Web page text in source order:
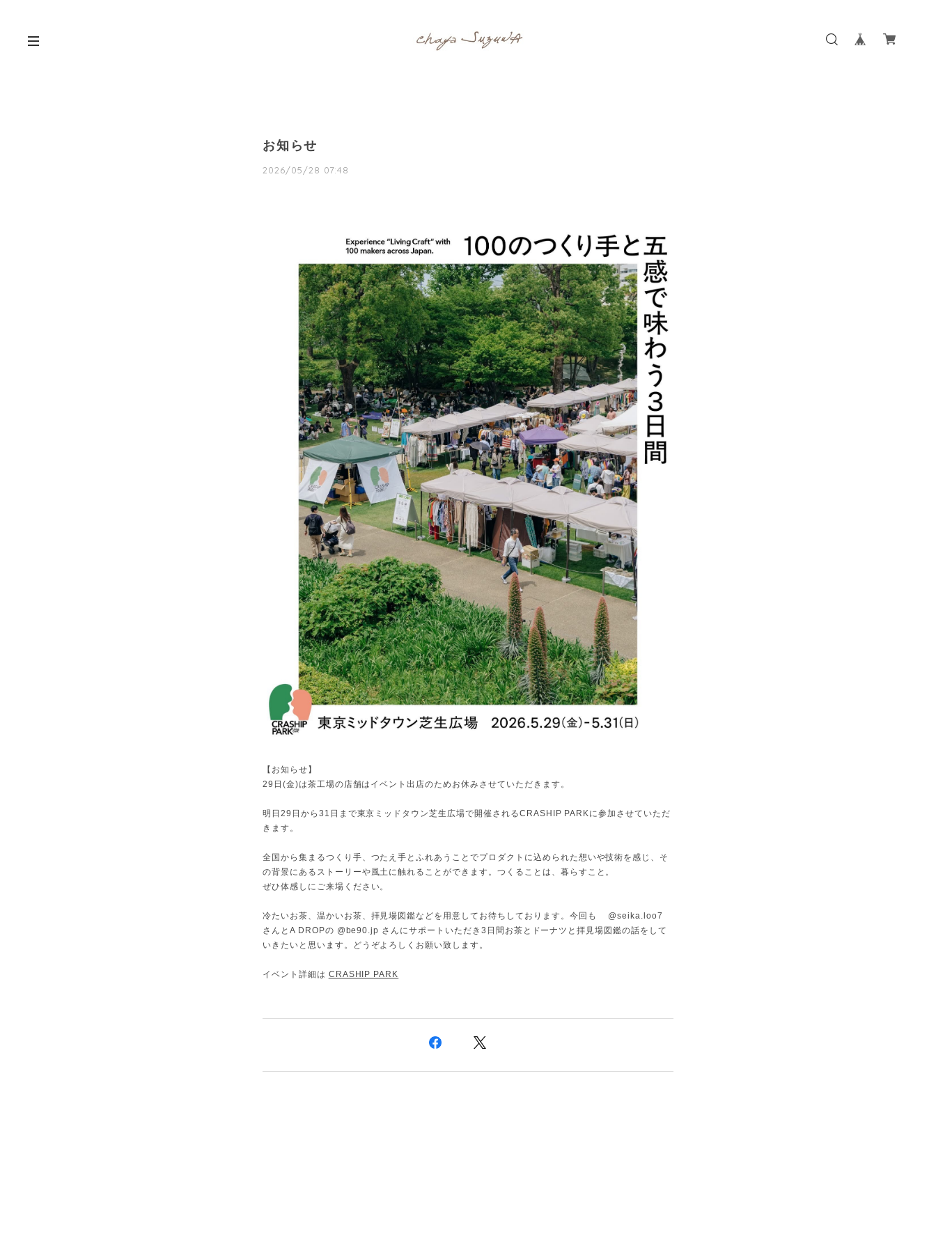
お知らせ
2026/05/28 07:48
【お知らせ】
29日(金)は茶工場の店舗はイベント出店のためお休みさせていただきます。
明日29日から31日まで東京ミッドタウン芝生広場で開催されるCRASHIP PARKに参加させていただ
きます。
全国から集まるつくり手、つたえ手とふれあうことでプロダクトに込められた想いや技術を感じ、そ
の背景にあるストーリーや風土に触れることができます。つくることは、暮らすこと。
ぜひ体感しにご来場ください。
冷たいお茶、温かいお茶、拝見場図鑑などを用意してお待ちしております。今回も @seika.loo7
さんとA DROPの @be90.jp さんにサポートいただき3日間お茶とドーナツと拝見場図鑑の話をして
いきたいと思います。どうぞよろしくお願い致します。
イベント詳細は CRASHIP PARK